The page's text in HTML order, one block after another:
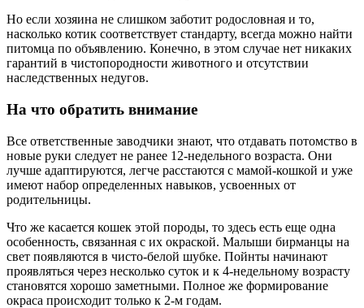
Но если хозяина не слишком заботит родословная и то,
насколько котик соответствует стандарту, всегда можно найти
питомца по объявлению. Конечно, в этом случае нет никаких
гарантий в чистопородности животного и отсутствии
наследственных недугов.
На что обратить внимание
Все ответственные заводчики знают, что отдавать потомство в
новые руки следует не ранее 12-недельного возраста. Они
лучше адаптируются, легче расстаются с мамой-кошкой и уже
имеют набор определенных навыков, усвоенных от
родительницы.
Что же касается кошек этой породы, то здесь есть еще одна
особенность, связанная с их окраской. Малыши бирманцы на
свет появляются в чисто-белой шубке. Пойнты начинают
проявляться через несколько суток и к 4-недельному возрасту
становятся хорошо заметными. Полное же формирование
окраса происходит только к 2-м годам.